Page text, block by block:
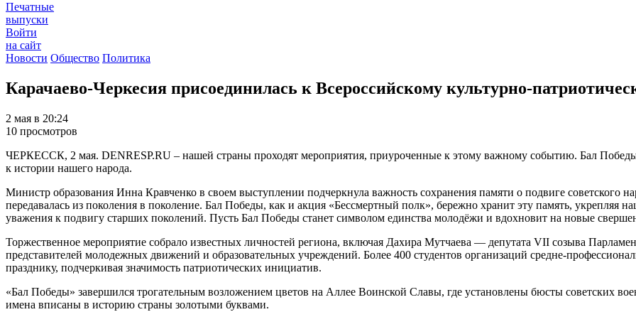
Печатные
выпуски
Войти
на сайт
Новости Общество Политика
Карачаево-Черкесия присоединилась к Всероссийскому культурно-
2 мая в 20:24
10 просмотров
ЧЕРКЕССК, 2 мая. DENRESP.RU – нашей страны проходят мероприятия, приуроченные к этому важному событию. Бал Победы
к истории нашего народа.
Министр образования Инна Кравченко в своем выступлении подчеркнула важность сохранения памяти о подвиге советского
передавалась из поколения в поколение. Бал Победы, как и акция «Бессмертный полк», бережно хранит эту память, укрепляя
уважения к подвигу старших поколений. Пусть Бал Победы станет символом единства молодёжи и вдохновит на новые
Торжественное мероприятие собрало известных личностей региона, включая Дахира Мутчаева — депутата VII созыва
представителей молодежных движений и образовательных учреждений. Более 400 студентов организаций средне-
празднику, подчеркивая значимость патриотических инициатив.
«Бал Победы» завершился трогательным возложением цветов на Аллее Воинской Славы, где установлены бюсты советских
имена вписаны в историю страны золотыми буквами.